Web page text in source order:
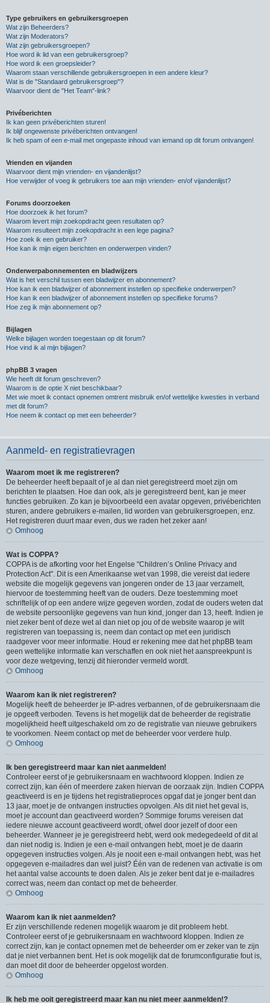
Type gebruikers en gebruikersgroepen
Wat zijn Beheerders?
Wat zijn Moderators?
Wat zijn gebruikersgroepen?
Hoe word ik lid van een gebruikersgroep?
Hoe word ik een groepsleider?
Waarom staan verschillende gebruikersgroepen in een andere kleur?
Wat is de "Standaard gebruikersgroep"?
Waarvoor dient de "Het Team"-link?
Privéberichten
Ik kan geen privéberichten sturen!
Ik blijf ongewenste privéberichten ontvangen!
Ik heb spam of een e-mail met ongepaste inhoud van iemand op dit forum ontvangen!
Vrienden en vijanden
Waarvoor dient mijn vrienden- en vijandenlijst?
Hoe verwijder of voeg ik gebruikers toe aan mijn vrienden- en/of vijandenlijst?
Forums doorzoeken
Hoe doorzoek ik het forum?
Waarom levert mijn zoekopdracht geen resultaten op?
Waarom resulteert mijn zoekopdracht in een lege pagina?
Hoe zoek ik een gebruiker?
Hoe kan ik mijn eigen berichten en onderwerpen vinden?
Onderwerpabonnementen en bladwijzers
Wat is het verschil tussen een bladwijzer en abonnement?
Hoe kan ik een bladwijzer of abonnement instellen op specifieke onderwerpen?
Hoe kan ik een bladwijzer of abonnement instellen op specifieke forums?
Hoe zeg ik mijn abonnement op?
Bijlagen
Welke bijlagen worden toegestaan op dit forum?
Hoe vind ik al mijn bijlagen?
phpBB 3 vragen
Wie heeft dit forum geschreven?
Waarom is de optie X niet beschikbaar?
Met wie moet ik contact opnemen omtrent misbruik en/of wettelijke kwesties in verband
met dit forum?
Hoe neem ik contact op met een beheerder?
Aanmeld- en registratievragen
Waarom moet ik me registreren?
De beheerder heeft bepaalt of je al dan niet geregistreerd moet zijn om
berichten te plaatsen. Hoe dan ook, als je geregistreerd bent, kan je meer
functies gebruiken. Zo kan je bijvoorbeeld een avatar opgeven, privéberichten
sturen, andere gebruikers e-mailen, lid worden van gebruikersgroepen, enz.
Het registreren duurt maar even, dus we raden het zeker aan!
Omhoog
Wat is COPPA?
COPPA is de afkorting voor het Engelse "Children’s Online Privacy and
Protection Act". Dit is een Amerikaanse wet van 1998, die vereist dat iedere
website die mogelijk gegevens van jongeren onder de 13 jaar verzamelt,
hiervoor de toestemming heeft van de ouders. Deze toestemming moet
schriftelijk of op een andere wijze gegeven worden, zodat de ouders weten dat
de website persoonlijke gegevens van hun kind, jonger dan 13, heeft. Indien je
niet zeker bent of deze wet al dan niet op jou of de website waarop je wilt
registreren van toepassing is, neem dan contact op met een juridisch
raadgever voor meer informatie. Houd er rekening mee dat het phpBB team
geen wettelijke informatie kan verschaffen en ook niet het aanspreekpunt is
voor deze wetgeving, tenzij dit hieronder vermeld wordt.
Omhoog
Waarom kan ik niet registreren?
Mogelijk heeft de beheerder je IP-adres verbannen, of de gebruikersnaam die
je opgeeft verboden. Tevens is het mogelijk dat de beheerder de registratie
mogelijkheid heeft uitgeschakeld om zo de registratie van nieuwe gebruikers
te voorkomen. Neem contact op met de beheerder voor verdere hulp.
Omhoog
Ik ben geregistreerd maar kan niet aanmelden!
Controleer eerst of je gebruikersnaam en wachtwoord kloppen. Indien ze
correct zijn, kan één of meerdere zaken hiervan de oorzaak zijn. Indien COPPA
geactiveerd is en je tijdens het registratieproces opgaf dat je jonger bent dan
13 jaar, moet je de ontvangen instructies opvolgen. Als dit niet het geval is,
moet je account dan geactiveerd worden? Sommige forums vereisen dat
iedere nieuwe account geactiveerd wordt, ofwel door jezelf of door een
beheerder. Wanneer je je geregistreerd hebt, werd ook medegedeeld of dit al
dan niet nodig is. Indien je een e-mail ontvangen hebt, moet je de daarin
opgegeven instructies volgen. Als je nooit een e-mail ontvangen hebt, was het
opgegeven e-mailadres dan wel juist? Één van de redenen van activatie is om
het aantal valse accounts te doen dalen. Als je zeker bent dat je e-mailadres
correct was, neem dan contact op met de beheerder.
Omhoog
Waarom kan ik niet aanmelden?
Er zijn verschillende redenen mogelijk waarom je dit probleem hebt.
Controleer eerst of je gebruikersnaam en wachtwoord kloppen. Indien ze
correct zijn, kan je contact opnemen met de beheerder om er zeker van te zijn
dat je niet verbannen bent. Het is ook mogelijk dat de forumconfiguratie fout is,
dan moet dit door de beheerder opgelost worden.
Omhoog
Ik heb me ooit geregistreerd maar kan nu niet meer aanmelden!?